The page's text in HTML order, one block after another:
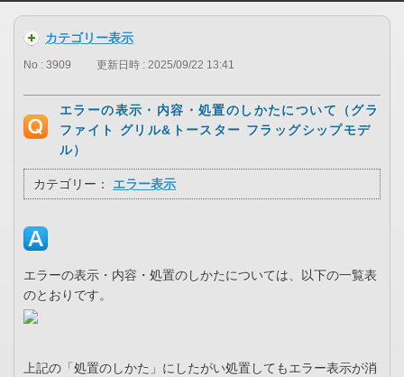
カテゴリー表示
No : 3909 更新日時 : 2025/09/22 13:41
エラーの表示・内容・処置のしかたについて（グラ
ファイト グリル&トースター フラッグシップモデ
ル）
カテゴリー： エラー表示
エラーの表示・内容・処置のしかたについては、以下の一覧表
のとおりです。
上記の「処置のしかた」にしたがい処置してもエラー表示が消